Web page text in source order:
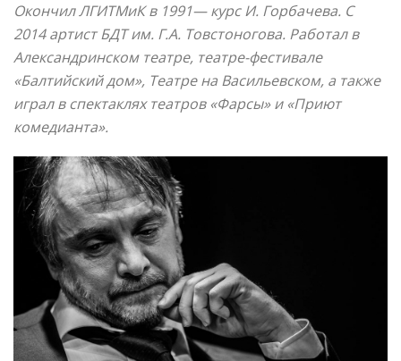
Окончил ЛГИТМиК в 1991— курс И. Горбачева. С
2014 артист БДТ им. Г.А. Товстоногова. Работал в
Александринском театре, театре-фестивале
«Балтийский дом», Театре на Васильевском, а также
играл в спектаклях театров «Фарсы» и «Приют
комедианта».